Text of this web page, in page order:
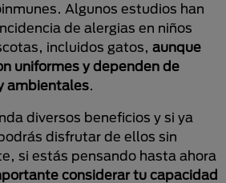
Algunos estudios han
de alergias en niños
incluidos gatos, aunque
uniformes y dependen de
ambientales.
diversos beneficios y si ya
disfrutar de ellos sin
si estás pensando hasta ahora
considerar tu capacidad